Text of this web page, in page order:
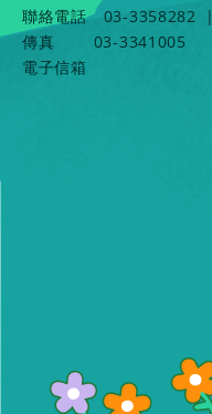
聯絡電話
03-3358282
|
傳真
03-3341005
電子信箱